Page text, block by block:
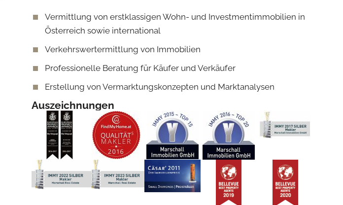
Vermittlung von erstklassigen Wohn- und Investmentimmobilien in
Österreich sowie international
Verkehrswertermittlung von Immobilien
Professionelle Beratung für Käufer und Verkäufer
Erstellung von Vermarktungskonzepten und Marktanalysen
Auszeichnungen